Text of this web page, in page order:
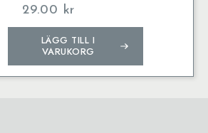
29.00 kr
LÄGG TILL I
VARUKORG